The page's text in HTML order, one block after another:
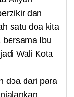
dan
satu doa kita
bersama Ibu
Wali Kota
doa dari para